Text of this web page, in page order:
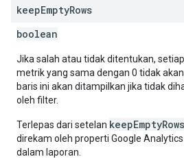
keepEmptyRows
boolean
Jika salah atau tidak ditentukan,
metrik yang sama dengan 0 tidak
baris ini akan ditampilkan jika tidak
oleh filter.
Terlepas dari setelan keepEmptyRows
direkam oleh properti Google
dalam laporan.